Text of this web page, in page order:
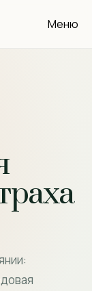
Меню